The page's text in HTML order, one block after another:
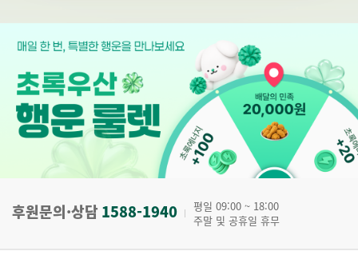
후원문의·상담 1588-1940
평일 09:00 ~ 18:00
주말 및 공휴일 휴무